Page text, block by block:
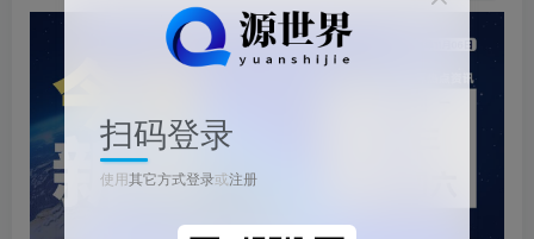
扫码登录
使用其它方式登录或注册